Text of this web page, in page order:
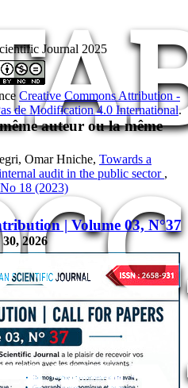
Journal 2025
Creative Commons Attribution -
de Modification 4.0 International.
auteur ou la même
Omar Hniche, Towards a
audit in the public sector ,
18 (2023)
| Volume 03, N°37
2026